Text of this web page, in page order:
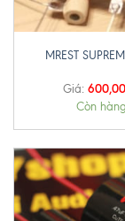
MREST
Giá:
Còn hàng